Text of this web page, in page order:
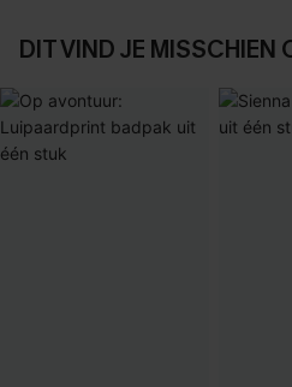
DIT VIND JE MISSCHIEN